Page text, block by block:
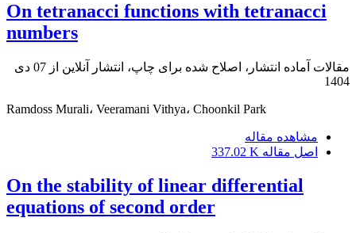
On tetranacci functions with tetranacci
numbers
مقالات آماده انتشار، اصلاح شده برای چاپ، انتشار آنلاین از
07 دی
1404
Ramdoss Murali، Veeramani Vithya، Choonkil Park
مشاهده مقاله
اصل مقاله 337.02 K
On the stability of linear differential
equations of second order